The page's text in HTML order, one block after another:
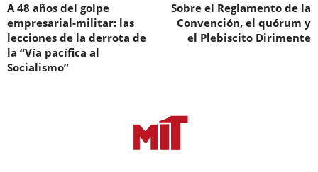
A 48 años del golpe
empresarial-militar: las
lecciones de la derrota de
la “Vía pacífica al
Socialismo”
Sobre el Reglamento de la
Convención, el quórum y
el Plebiscito Dirimente